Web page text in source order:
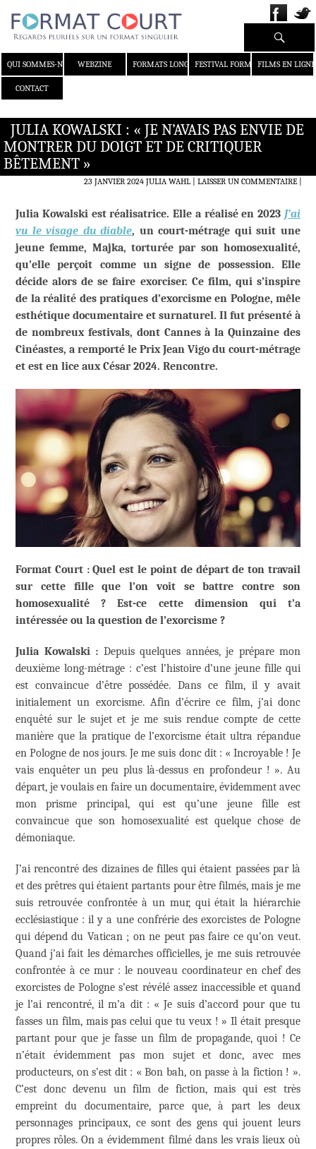
QUI SOMMES-NOUS ?WEBZINE FORMATS LONGS FESTIVAL FORMAT COURT
FILMS EN LIGNE
CONTACT
Recherche
JULIA KOWALSKI : « JE N’AVAIS PAS ENVIE DE
MONTRER DU DOIGT ET DE CRITIQUER
BÊTEMENT »
23 JANVIER 2024 JULIA WAHL LAISSER UN COMMENTAIRE|
Julia Kowalski est réalisatrice. Elle a réalisé en 2023 J’ai
vu le visage du diable, un court-métrage qui suit une
jeune femme, Majka, torturée par son homosexualité,
qu’elle perçoit comme un signe de possession. Elle
décide alors de se faire exorciser. Ce film, qui s’inspire
de la réalité des pratiques d’exorcisme en Pologne, mêle
esthétique documentaire et surnaturel. Il fut présenté à
de nombreux festivals, dont Cannes à la Quinzaine des
Cinéastes, a remporté le Prix Jean Vigo du court-métrage
et est en lice aux César 2024. Rencontre.
Format Court : Quel est le point de départ de ton travail
sur cette fille que l’on voit se battre contre son
homosexualité ? Est-ce cette dimension qui t’a
intéressée ou la question de l’exorcisme ?
Julia Kowalski : Depuis quelques années, je prépare mon
deuxième long-métrage : c’est l’histoire d’une jeune fille qui
est convaincue d’être possédée. Dans ce film, il y avait
initialement un exorcisme. Afin d’écrire ce film, j’ai donc
enquêté sur le sujet et je me suis rendue compte de cette
manière que la pratique de l’exorcisme était ultra répandue
en Pologne de nos jours. Je me suis donc dit : « Incroyable ! Je
vais enquêter un peu plus là-dessus en profondeur ! ». Au
départ, je voulais en faire un documentaire, évidemment avec
mon prisme principal, qui est qu’une jeune fille est
convaincue que son homosexualité est quelque chose de
démoniaque.
J’ai rencontré des dizaines de filles qui étaient passées par là
et des prêtres qui étaient partants pour être filmés, mais je me
suis retrouvée confrontée à un mur, qui était la hiérarchie
ecclésiastique : il y a une confrérie des exorcistes de Pologne
qui dépend du Vatican ; on ne peut pas faire ce qu’on veut.
Quand j’ai fait les démarches officielles, je me suis retrouvée
confrontée à ce mur : le nouveau coordinateur en chef des
exorcistes de Pologne s’est révélé assez inaccessible et quand
je l’ai rencontré, il m’a dit : « Je suis d’accord pour que tu
fasses un film, mais pas celui que tu veux ! » Il était presque
partant pour que je fasse un film de propagande, quoi ! Ce
n’était évidemment pas mon sujet et donc, avec mes
producteurs, on s’est dit : « Bon bah, on passe à la fiction ! ».
C’est donc devenu un film de fiction, mais qui est très
empreint du documentaire, parce que, à part les deux
personnages principaux, ce sont des gens qui jouent leurs
propres rôles. On a évidemment filmé dans les vrais lieux où